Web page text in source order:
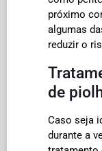
próximo
algumas
reduzir o
de
Caso seja
durante a